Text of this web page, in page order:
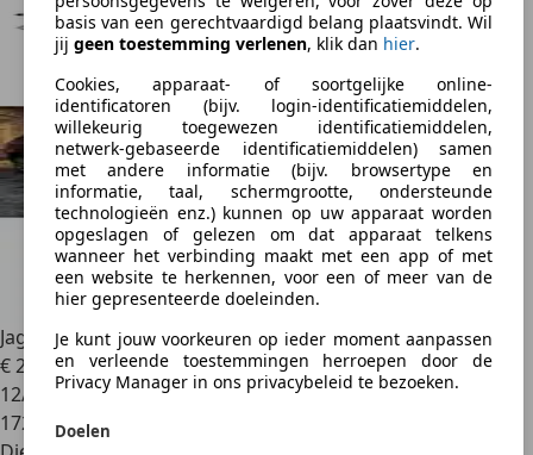
basis van een gerechtvaardigd belang plaatsvindt. Wil
jij geen toestemming verlenen, klik dan hier.
Cookies, apparaat- of soortgelijke online-
identificatoren (bijv. login-identificatiemiddelen,
willekeurig toegewezen identificatiemiddelen,
netwerk-gebaseerde identificatiemiddelen) samen
met andere informatie (bijv. browsertype en
informatie, taal, schermgrootte, ondersteunde
technologieën enz.) kunnen op uw apparaat worden
opgeslagen of gelezen om dat apparaat telkens
wanneer het verbinding maakt met een app of met
een website te herkennen, voor een of meer van de
hier gepresenteerde doeleinden.
Je kunt jouw voorkeuren op ieder moment aanpassen
en verleende toestemmingen herroepen door de
Privacy Manager in ons privacybeleid te bezoeken.
Doelen
Jaguar XFSportbrake 2.0 D E-Performance Pure
€ 2.990
12/2017
172.000 km